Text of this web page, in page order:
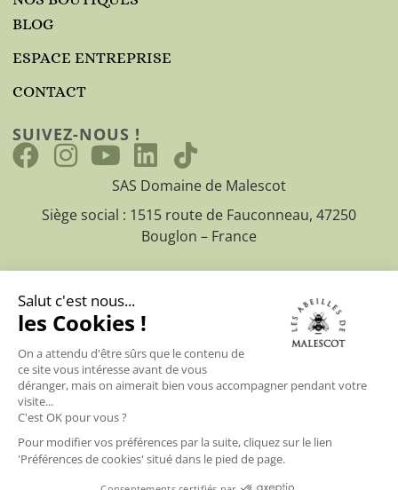
BLOG
ESPACE ENTREPRISE
CONTACT
SUIVEZ-NOUS !
SAS Domaine de Malescot
Siège social : 1515 route de Fauconneau, 47250
Bouglon – France
CGV Mentions légales Politique de confidentialité
Les abeilles de Malescot – Creation site web EEnov
agence web Bordeaux|Hebergement site web EEnov agence
web Bordeaux
Change Free Products